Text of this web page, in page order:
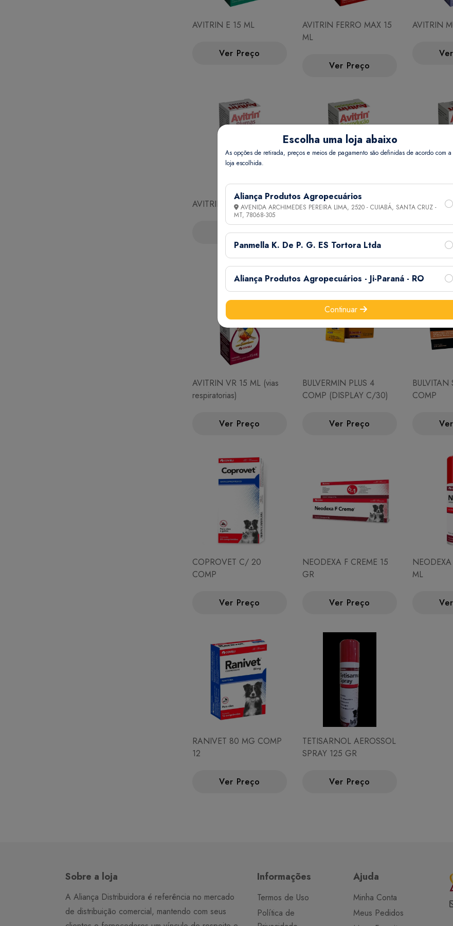
AVITRIN E 15 ML
Ver Preço
AVITRIN FERRO MAX 15
ML
Ver Preço
AVITRIN
AVITRIN PS 15 ML
Ver Preço
AVITRIN REPRODUCAO
Ver Preço
AVITRIN
AVITRIN VR 15 ML (vias
respiratorias)
Ver Preço
BULVERMIN PLUS 4
COMP (DISPLAY C/30)
Ver Preço
COMP
COPROVET C/ 20
COMP
Ver Preço
NEODEXA F CREME 15
GR
Ver Preço
ML
RANIVET 80 MG COMP
12
Ver Preço
TETISARNOL AEROSSOL
SPRAY 125 GR
Ver Preço
Sobre a loja
A Aliança Distribuidora é referência no mercado
de distribuição comercial, mantendo com seus
Informações
Termos de Uso
Política de
Ajuda
Minha Conta
Meus Pedidos
Escolha uma loja abaixo
As opções de retirada, preços e meios de pagamento são definidas de acordo com a
loja escolhida.
Aliança Produtos Agropecuários
AVENIDA ARCHIMEDES PEREIRA LIMA, 2520 - CUIABÁ, SANTA CRUZ -
MT, 78068-305
Panmella K. De P. G. ES Tortora Ltda
Aliança Produtos Agropecuários - Ji-Paraná - RO
Continuar